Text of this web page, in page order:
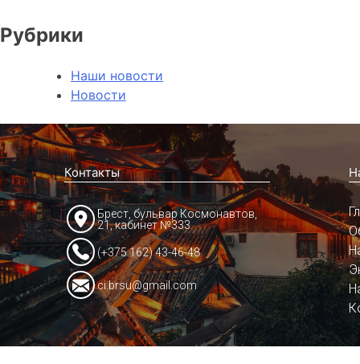
Рубрики
Наши новости
Новости
Контакты
Брест, бульвар Космонавтов,
21, кабинет №333
(+375 162) 43-46-48
ci.brsu@gmail.com